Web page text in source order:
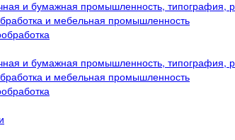
и бумажная промышленность, типография,
и мебельная промышленность
и бумажная промышленность, типография,
и мебельная промышленность